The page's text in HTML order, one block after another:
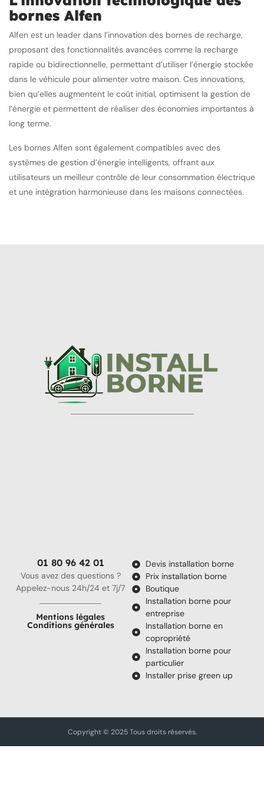
bornes Alfen
Alfen est un leader dans l’innovation des bornes de recharge,
proposant des fonctionnalités avancées comme la recharge
rapide ou bidirectionnelle, permettant d’utiliser l’énergie stockée
dans le véhicule pour alimenter votre maison. Ces innovations,
bien qu’elles augmentent le coût initial, optimisent la gestion de
l’énergie et permettent de réaliser des économies importantes à
long terme.
Les bornes Alfen sont également compatibles avec des
systèmes de gestion d’énergie intelligents, offrant aux
utilisateurs un meilleur contrôle de leur consommation électrique
et une intégration harmonieuse dans les maisons connectées.
01 80 96 42 01
Vous avez des questions ?
Appelez-nous 24h/24 et 7j/7
Mentions légales
Conditions générales
Devis installation borne
Prix installation borne
Boutique
Installation borne pour
entreprise
Installation borne en
copropriété
Installation borne pour
particulier
Installer prise green up
Copyright © 2025 Tous droits réservés.